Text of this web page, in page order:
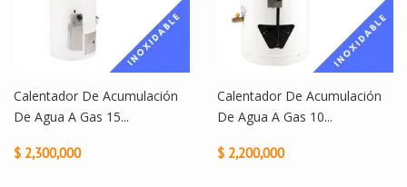
Calentador De Acumulación
De Agua A Gas 15...
$ 2,300,000
Calentador De Acumulación
De Agua A Gas 10...
$ 2,200,000